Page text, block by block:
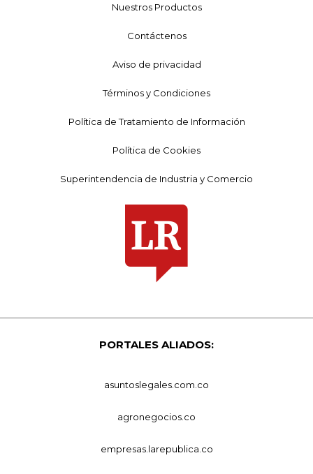
Nuestros Productos
Contáctenos
Aviso de privacidad
Términos y Condiciones
Política de Tratamiento de Información
Política de Cookies
Superintendencia de Industria y Comercio
PORTALES ALIADOS:
asuntoslegales.com.co
agronegocios.co
empresas.larepublica.co